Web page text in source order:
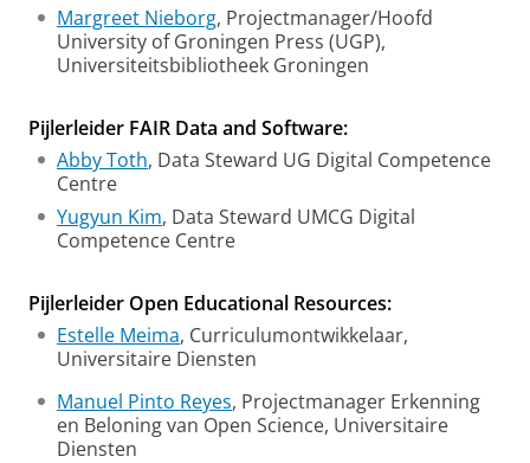
Margreet Nieborg, Projectmanager/Hoofd
University of Groningen Press (UGP),
Universiteitsbibliotheek Groningen
Pijlerleider FAIR Data and Software:
Abby Toth, Data Steward UG Digital Competence
Centre
Yugyun Kim, Data Steward UMCG Digital
Competence Centre
Pijlerleider Open Educational Resources:
Estelle Meima, Curriculumontwikkelaar,
Universitaire Diensten
Manuel Pinto Reyes, Projectmanager Erkenning
en Beloning van Open Science, Universitaire
Diensten